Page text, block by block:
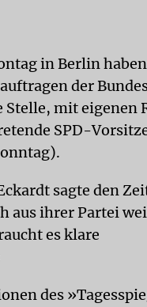
in Berlin haben
der
mit eigenen
SPD-
sagte den
aus ihrer Partei
es klare
des